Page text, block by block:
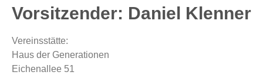
Vorsitzender: Daniel Klenner
Vereinsstätte:
Haus der Generationen
Eichenallee 51